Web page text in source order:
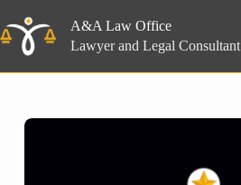
to
content
A&A Law Office
Lawyer and Legal Consultant